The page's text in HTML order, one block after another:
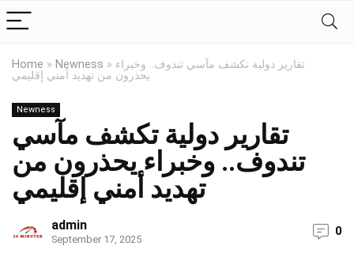
Home » Newness » تقارير دولية تكشف مآسي تندوف.. وخبراء
يحذرون من تهديد أمني إقليمي
Newness
تقارير دولية تكشف مآسي
تندوف.. وخبراء يحذرون من
تهديد أمني إقليمي
admin
September 17, 2025
0